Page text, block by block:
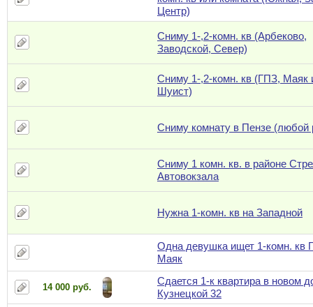
Центр)
Сниму 1-,2-комн. кв (Арбеково,
Заводской, Север)
Сниму 1-,2-комн. кв (ГПЗ, Маяк
Шуист)
Сниму комнату в Пензе (любой
Сниму 1 комн. кв. в районе
Автовокзала
Нужна 1-комн. кв на Западной
Одна девушка ищет 1-комн. кв
Маяк
14 000 руб.
Сдается 1-к квартира в новом
Кузнецкой 32